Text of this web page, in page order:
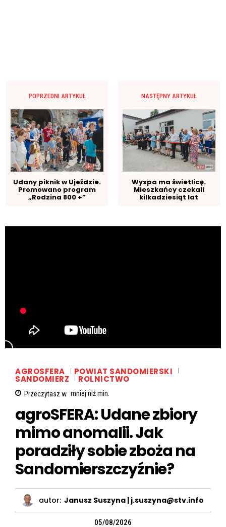
POPRZEDNI ARTYKUŁ
Udany piknik w Ujeździe.
Promowano program
„Rodzina 800 +”
NASTĘPNY ARTYKUŁ
Wyspa ma świetlicę.
Mieszkańcy czekali
kilkadziesiąt lat